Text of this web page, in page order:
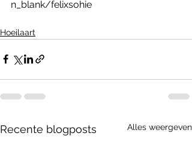
n_blank/felixsohie
Hoeilaart
Recente blogposts Alles weergeven